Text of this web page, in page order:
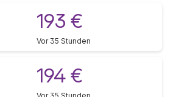
193 €
Vor 35 Stunden
194 €